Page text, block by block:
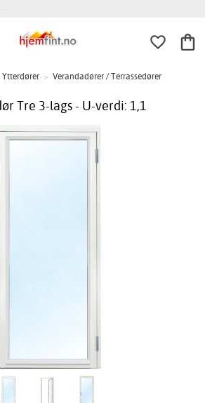
Ytterdører > Verandadører / Terrassedører
Tre 3-lags - U-verdi: 1,1